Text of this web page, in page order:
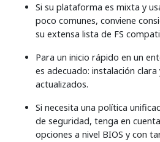
Si su plataforma es mixta y
poco comunes, conviene
su extensa lista de FS
Para un inicio rápido en un
es adecuado: instalación
actualizados.
Si necesita una política
de seguridad, tenga en cuenta
opciones a nivel BIOS y con